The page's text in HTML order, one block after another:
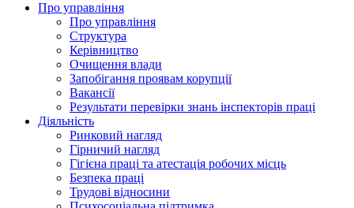
Про управління
Про управління
Структура
Керівництво
Очищення влади
Запобігання проявам корупції
Вакансії
Результати перевірки знань інспекторів праці
Діяльність
Ринковий нагляд
Гірничий нагляд
Гігієна праці та атестація робочих місць
Безпека праці
Трудові відносини